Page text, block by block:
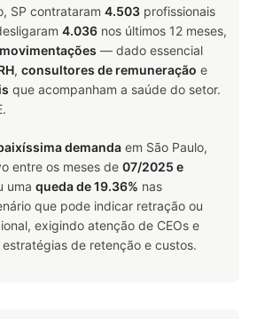
SP contrataram 4.503 profissionais
4.036 nos últimos 12 meses,
— dado essencial
, consultores de remuneração e
que acompanham a saúde do setor.
demanda em São Paulo,
entre os meses de 07/2025 e
uma queda de 19.36% nas
que pode indicar retração ou
exigindo atenção de CEOs e
de retenção e custos.